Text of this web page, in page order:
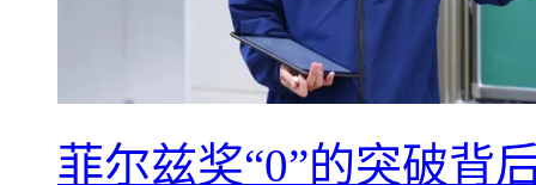
菲尔兹奖“0”的突破背